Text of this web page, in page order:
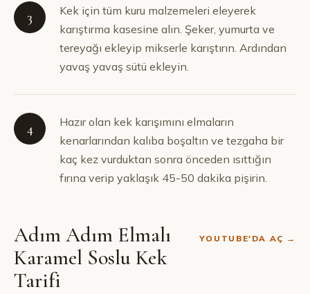
3
Kek için tüm kuru malzemeleri eleyerek
karıştırma kasesine alın. Şeker, yumurta ve
tereyağı ekleyip mikserle karıştırın. Ardından
yavaş yavaş sütü ekleyin.
4
Hazır olan kek karışımını elmaların
kenarlarından kalıba boşaltın ve tezgaha bir
kaç kez vurduktan sonra önceden ısıttığın
fırına verip yaklaşık 45-50 dakika pişirin.
Adım Adım Elmalı
Karamel Soslu Kek
Tarifi
YOUTUBE'DA AÇ →